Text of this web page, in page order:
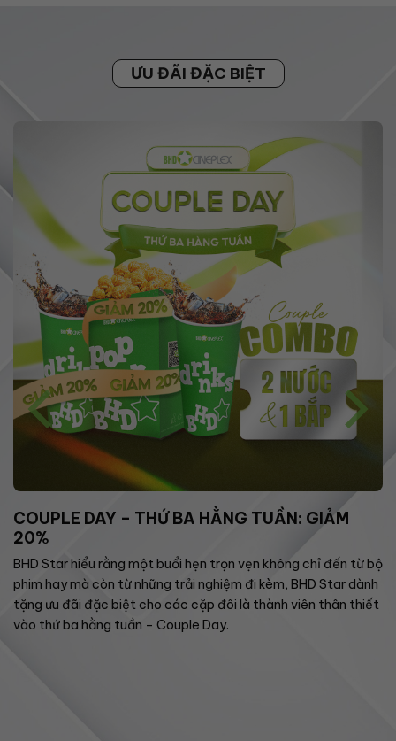
ƯU ĐÃI ĐẶC BIỆT
COUPLE DAY – THỨ BA HẰNG TUẦN: GIẢM
20%
BHD Star hiểu rằng một buổi hẹn trọn vẹn không chỉ đến từ bộ
phim hay mà còn từ những trải nghiệm đi kèm, BHD Star dành
tặng ưu đãi đặc biệt cho các cặp đôi là thành viên thân thiết
vào thứ ba hằng tuần – Couple Day.